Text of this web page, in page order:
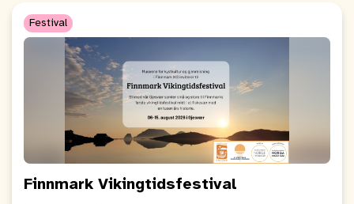
Festival
Finnmark Vikingtidsfestival